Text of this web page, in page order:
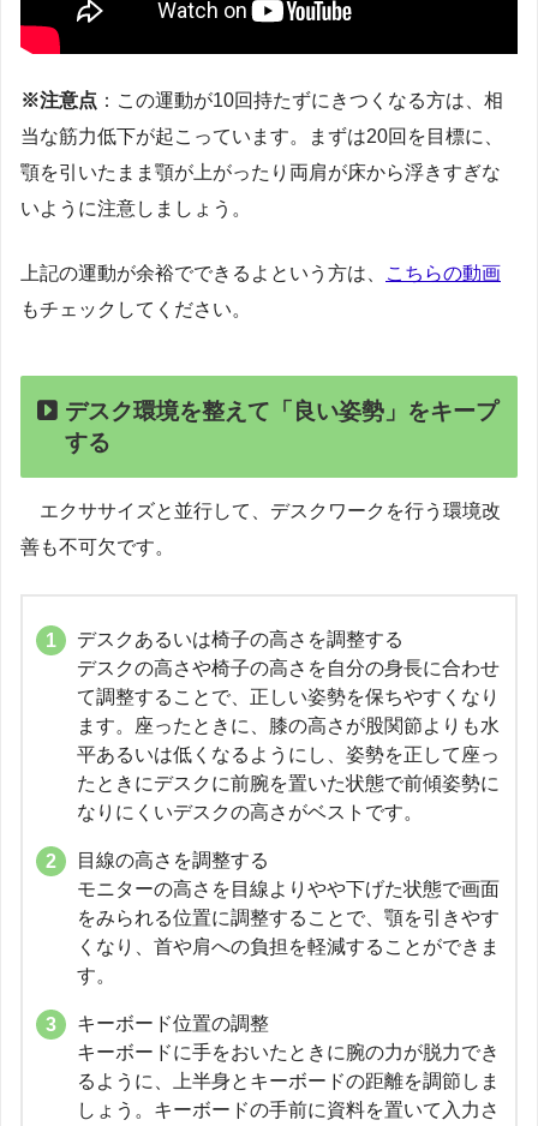
※注意点 ：この運動が10回持たずにきつくなる方は、相
当な筋力低下が起こっています。まずは20回を目標に、
顎を引いたまま顎が上がったり両肩が床から浮きすぎな
いように注意しましょう。
上記の運動が余裕でできるよという方は、
こちらの動画
もチェックしてください。
デスク環境を整えて「良い姿勢」をキープ
する
エクササイズと並行して、デスクワークを行う環境改
善も不可欠です。
デスクあるいは椅子の高さを調整する
デスクの高さや椅子の高さを自分の身長に合わせ
て調整することで、正しい姿勢を保ちやすくなり
ます。座ったときに、膝の高さが股関節よりも水
平あるいは低くなるようにし、姿勢を正して座っ
たときにデスクに前腕を置いた状態で前傾姿勢に
なりにくいデスクの高さがベストです。
目線の高さを調整する
モニターの高さを目線よりやや下げた状態で画面
をみられる位置に調整することで、顎を引きやす
くなり、首や肩への負担を軽減することができま
す。
キーボード位置の調整
キーボードに手をおいたときに腕の力が脱力でき
るように、上半身とキーボードの距離を調節しま
しょう。キーボードの手前に資料を置いて入力さ